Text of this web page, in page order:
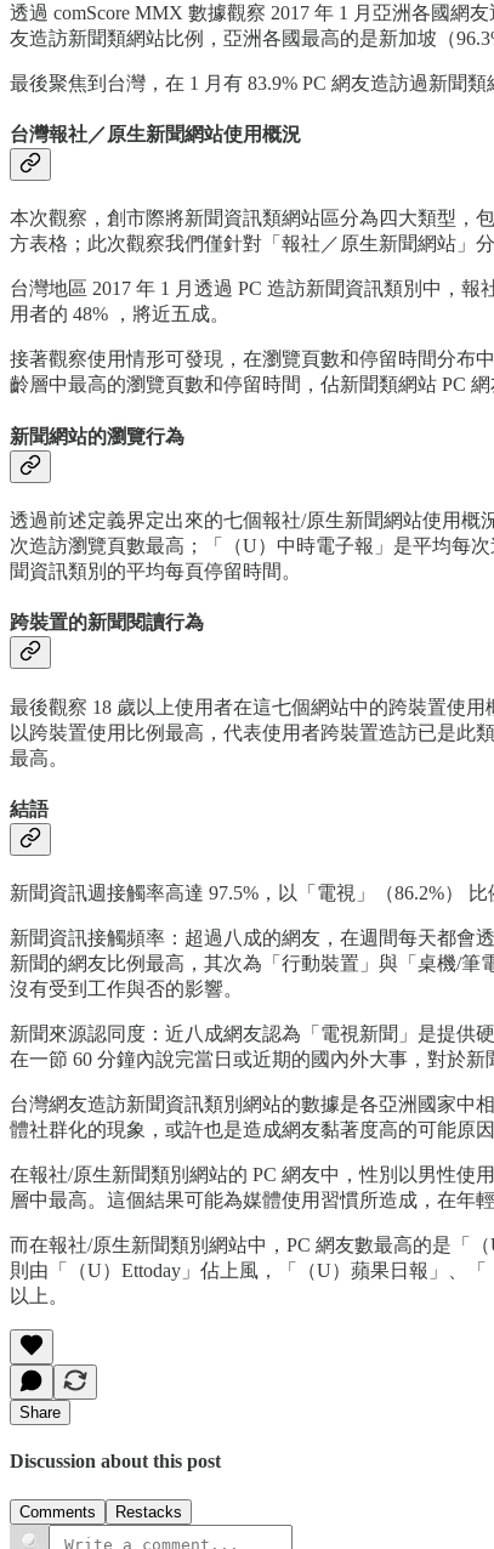
透過 comScore MMX 數據觀察 2017 年 1 月亞洲各國網
友造訪新聞類網站比例，亞洲各國最高的是新加坡（
最後聚焦到台灣，在 1 月有 83.9% PC 網友造訪過新聞
台灣報社／原生新聞網站使用概況
本次觀察，創市際將新聞資訊類網站區分為四大類型，
方表格；此次觀察我們僅針對「報社／原生新聞網站」
台灣地區 2017 年 1 月透過 PC 造訪新聞資訊類別中，
用者的 48% ，將近五成。
接著觀察使用情形可發現，在瀏覽頁數和停留時間分布
齡層中最高的瀏覽頁數和停留時間，佔新聞類網站 PC 網
新聞網站的瀏覽行為
透過前述定義界定出來的七個報社/原生新聞網站使用
次造訪瀏覽頁數最高；「（U）中時電子報」是平均每
聞資訊類別的平均每頁停留時間。
跨裝置的新聞閱讀行為
最後觀察 18 歲以上使用者在這七個網站中的跨裝置使
以跨裝置使用比例最高，代表使用者跨裝置造訪已是此
最高。
結語
新聞資訊週接觸率高達 97.5%，以「電視」（86.2%）
新聞資訊接觸頻率：超過八成的網友，在週間每天都會
新聞的網友比例最高，其次為「行動裝置」與「桌機/
沒有受到工作與否的影響。
新聞來源認同度：近八成網友認為「電視新聞」是提供
在一節 60 分鐘內說完當日或近期的國內外大事，對於
台灣網友造訪新聞資訊類別網站的數據是各亞洲國家中
體社群化的現象，或許也是造成網友黏著度高的可能原因
在報社/原生新聞類別網站的 PC 網友中，性別以男性使
層中最高。這個結果可能為媒體使用習慣所造成，在年
而在報社/原生新聞類別網站中，PC 網友數最高的是「
則由「（U）Ettoday」佔上風，「（U）蘋果日報」、
以上。
Share
Discussion about this post
Comments Restacks